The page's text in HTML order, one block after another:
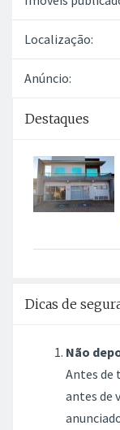
Localização:
Anúncio:
Destaques
Dicas de
Não
Antes de
antes de